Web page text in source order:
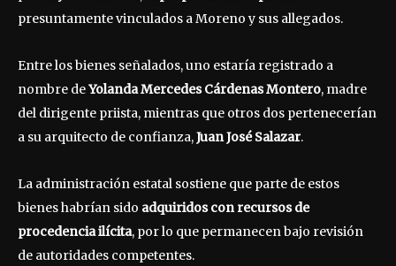
presuntamente vinculados a Moreno y sus allegados.
Entre los bienes señalados, uno estaría registrado a
nombre deYolanda Mercedes Cárdenas Montero, madre
del dirigente priista, mientras que otros dos pertenecerían
a su arquitecto de confianza,Juan José Salazar.
La administración estatal sostiene que parte de estos
bienes habrían sido adquiridos con recursos de
procedencia ilícita, por lo que permanecen bajo revisión
de autoridades competentes.